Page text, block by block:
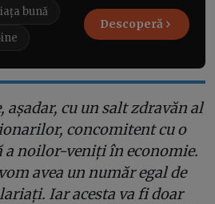
bună
Descoperă
așadar, cu un salt zdravăn al
concomitent cu o
a noilor-veniți în economie.
avea un număr egal de
Iar acesta va fi doar